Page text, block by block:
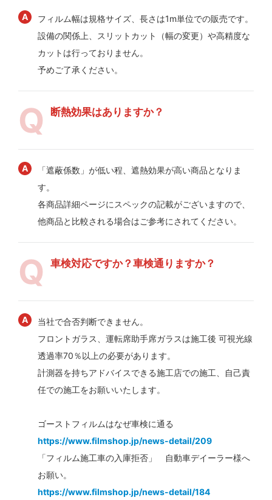
フィルム幅は規格サイズ、長さは1m単位での販売です。
設備の関係上、スリットカット（幅の変更）や高精度な
カットは行っておりません。
予めご了承ください。
断熱効果はありますか？
「遮蔽係数」が低い程、遮熱効果が高い商品となりま
す。
各商品詳細ページにスペックの記載がございますので、
他商品と比較される場合はご参考にされてください。
車検対応ですか？車検通りますか？
当社で合否判断できません。
フロントガラス、運転席助手席ガラスは施工後 可視光線
透過率70％以上の必要があります。
計測器を持ちアドバイスできる施工店での施工、自己責
任での施工をお願いいたします。
ゴーストフィルムはなぜ車検に通る
https://www.filmshop.jp/news-detail/209
「フィルム施工車の入庫拒否」 自動車デイーラー様へ
お願い。
https://www.filmshop.jp/news-detail/184